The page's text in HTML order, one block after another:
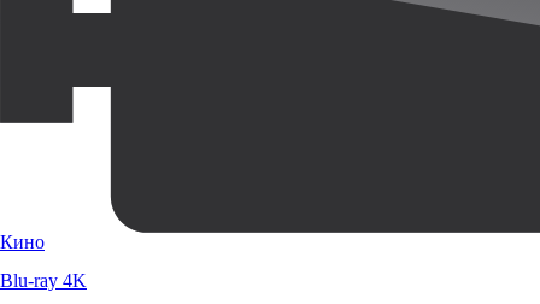
Кино
Blu-ray 4K